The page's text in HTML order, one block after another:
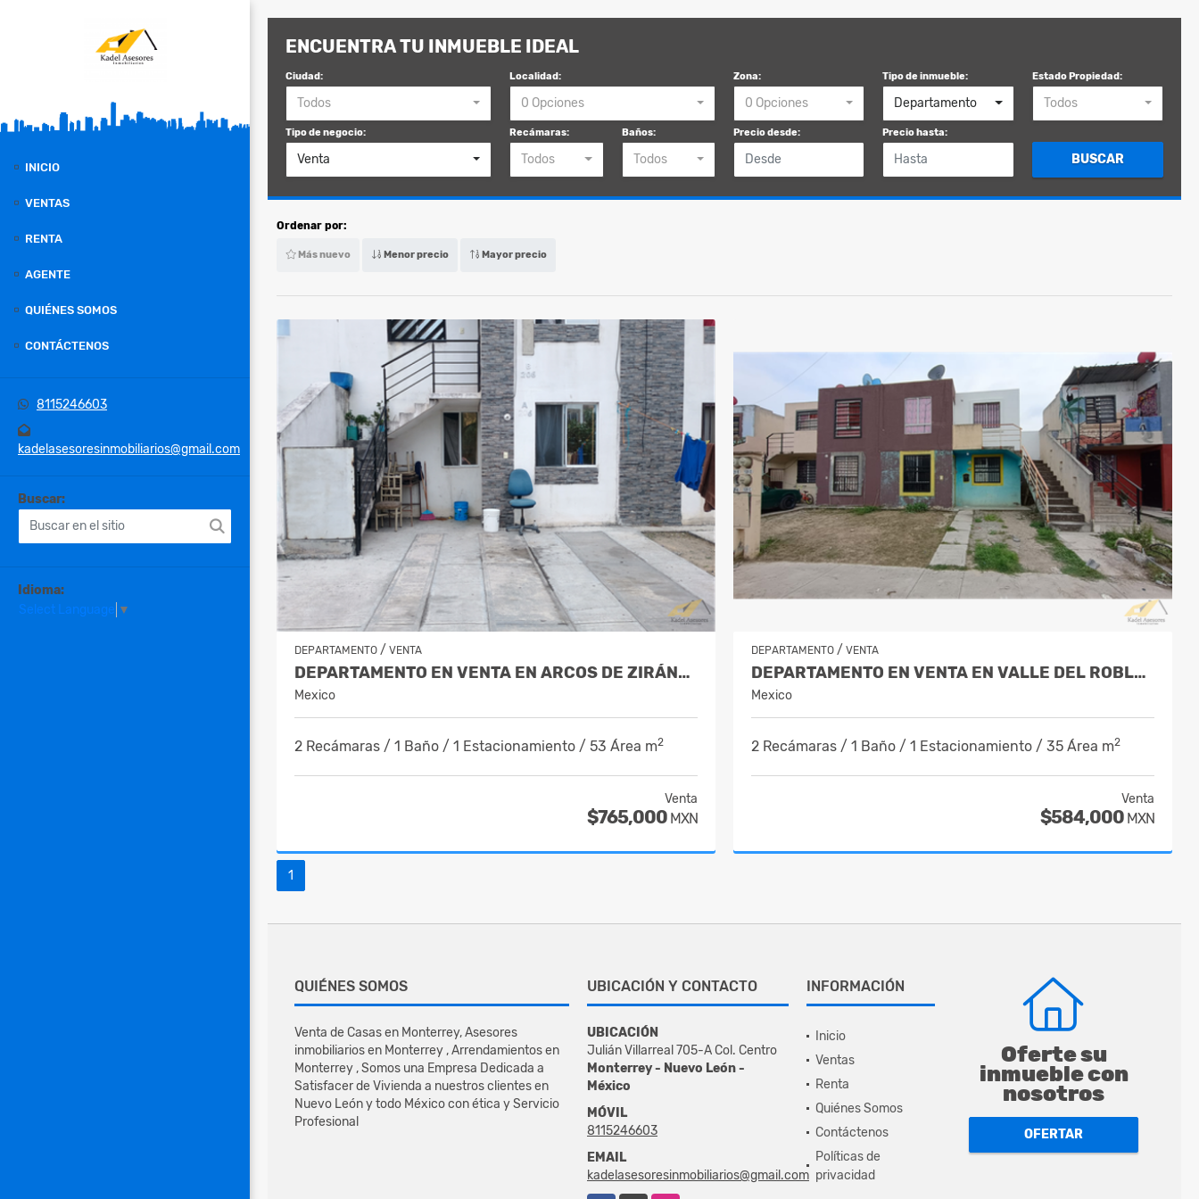
INICIO
VENTAS
RENTA
AGENTE
QUIÉNES SOMOS
CONTÁCTENOS
8115246603
kadelasesoresinmobiliarios@gmail.com
Buscar:
Idioma:
Select Language ▼
ENCUENTRA TU INMUEBLE IDEAL
Ciudad:
Todos
Localidad:
0 Opciones
Zona:
0 Opciones
Tipo de inmueble:
Departamento
Estado Propiedad:
Todos
Tipo de negocio:
Venta
Recámaras:
Todos
Baños:
Todos
Precio desde: Precio hasta:
BUSCAR
Ordenar por:
Más nuevo Menor precio Mayor precio
DEPARTAMENTO / VENTA
DEPARTAMENTO EN VENTA EN ARCOS DE ZIRÁNDARO JUÁREZ NUEVO LEÓN
Mexico
2 Recámaras / 1 Baño / 1 Estacionamiento / 53 Área m2
Venta
$765,000 MXN
DEPARTAMENTO / VENTA
DEPARTAMENTO EN VENTA EN VALLE DEL ROBLE JUÁREZ NUEVO LEÓN
Mexico
2 Recámaras / 1 Baño / 1 Estacionamiento / 35 Área m2
Venta
$584,000 MXN
1
QUIÉNES SOMOS
Venta de Casas en Monterrey, Asesores
inmobiliarios en Monterrey , Arrendamientos en
Monterrey , Somos una Empresa Dedicada a
Satisfacer de Vivienda a nuestros clientes en
Nuevo León y todo México con ética y Servicio
Profesional
UBICACIÓN Y CONTACTO
UBICACIÓN
Julián Villarreal 705-A Col. Centro
Monterrey - Nuevo León -
México
MÓVIL
8115246603
EMAIL
kadelasesoresinmobiliarios@gmail.com
INFORMACIÓN
Inicio
Ventas
Renta
Quiénes Somos
Contáctenos
Políticas de
privacidad
Oferte su
inmueble con
nosotros
OFERTAR